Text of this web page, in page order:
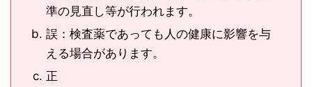
準の見直し等が行われます。
誤：検査薬であっても人の健康に影響を与
える場合があります。
正